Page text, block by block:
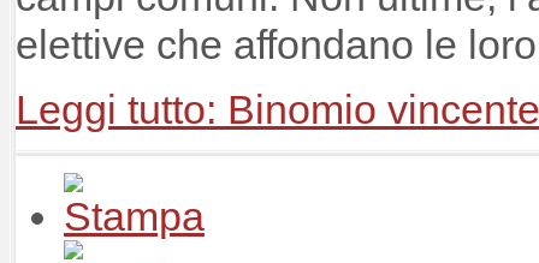
elettive che affondano le
Leggi tutto: Binomio vincente